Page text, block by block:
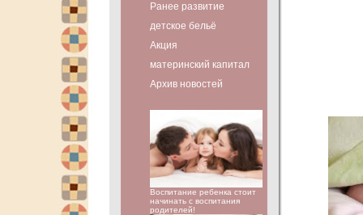
Ранее развитие
детское бельё
Акция
материнский капитал
Архив новостей
Воспитание ребенка стоит
начинать с воспитания
родителей!